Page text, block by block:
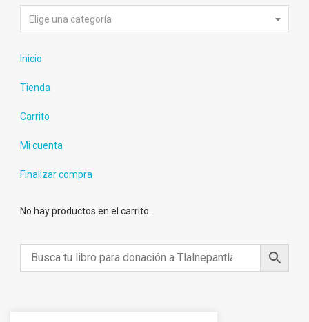
Elige una categoría
Inicio
Tienda
Carrito
Mi cuenta
Finalizar compra
No hay productos en el carrito.